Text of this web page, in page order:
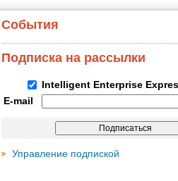
События
Подписка на рассылки
Intelligent Enterprise
E-mail
Управление подпиской